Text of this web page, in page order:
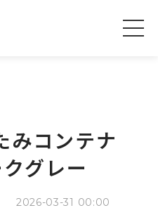
みコンテナ
グレー
2026-03-31 00:00